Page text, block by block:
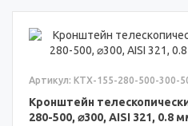
Артикул: КТХ-155-280-500-300-
Кронштейн
280-500, ⌀300, AISI 321, 0.8